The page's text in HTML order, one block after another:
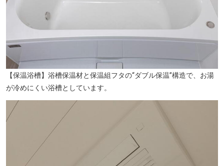
【保温浴槽】浴槽保温材と保温組フタの“ダブル保温”構造で、お湯
が冷めにくい浴槽としています。